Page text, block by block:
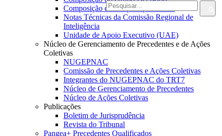
Composição do Grupo Operacional
Notas Técnicas da Comissão Regional de
Inteligência
Unidade de Apoio Executivo (UAE)
Núcleo de Gerenciamento de Precedentes e de Ações
Coletivas
NUGEPNAC
Comissão de Precedentes e Ações Coletivas
Integrantes do NUGEPNAC do TRT7
Núcleo de Gerenciamento de Precedentes
Núcleo de Ações Coletivas
Publicações
Boletim de Jurisprudência
Revista do Tribunal
Pangea+ Precedentes Qualificados